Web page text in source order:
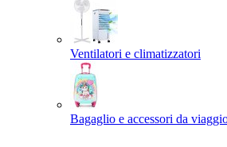
Ventilatori e climatizzatori
Bagaglio e accessori da